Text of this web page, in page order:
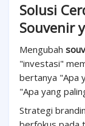
Solusi
Souvenir
Mengubah
"investasi"
bertanya "Apa
"Apa yang
Strategi